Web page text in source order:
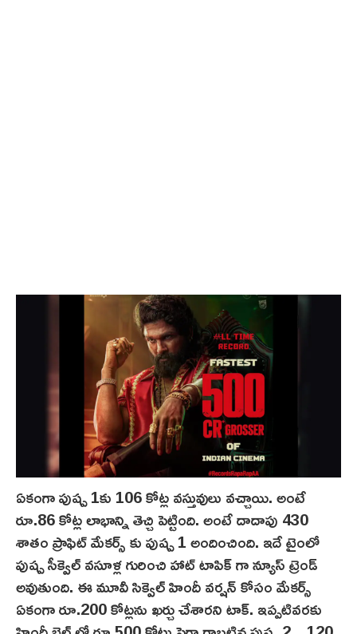
ఏకంగా పుష్ప 1కు 106 కోట్ల వస్తువులు వచ్చాయి. అంటే
రూ.86 కోట్ల లాభాన్ని తెచ్చి పెట్టింది. అంటే దాదాపు 430
శాతం ప్రాఫిట్ మేకర్స్ కు పుష్ప 1 అందించింది. ఇదే టైంలో
పుష్ప సీక్వెల్ వసూళ్ల గురించి హాట్ టాపిక్ గా న్యూస్ ట్రెండ్
అవుతుంది. ఈ మూవీ సిక్వెల్ హిందీ వర్షన్ కోసం మేకర్స్
ఏకంగా రూ.200 కోట్లను ఖర్చు చేశారని టాక్. ఇప్పటివరకు